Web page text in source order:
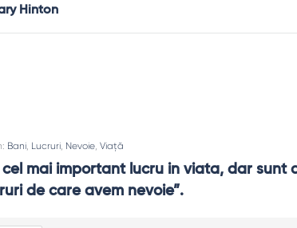
Hinton
Bani Lucruri Nevoie ,Viață
cel mai important lucru in viata, dar sunt
de care avem nevoie”.